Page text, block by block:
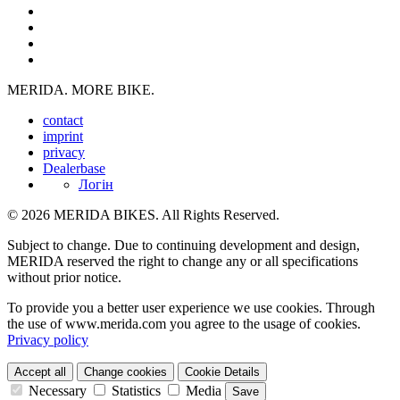
MERIDA. MORE BIKE.
contact
imprint
privacy
Dealerbase
Логін
© 2026 MERIDA BIKES. All Rights Reserved.
Subject to change. Due to continuing development and design,
MERIDA reserved the right to change any or all specifications
without prior notice.
To provide you a better user experience we use cookies. Through
the use of www.merida.com you agree to the usage of cookies.
Privacy policy
Accept all Change cookies Cookie Details
Necessary Statistics Media Save